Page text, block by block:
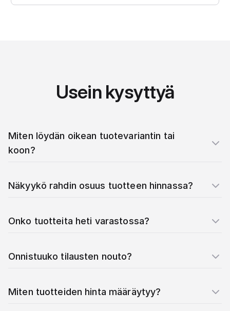
Usein kysyttyä
Miten löydän oikean tuotevariantin tai
koon?
Näkyykö rahdin osuus tuotteen hinnassa?
Onko tuotteita heti varastossa?
Onnistuuko tilausten nouto?
Miten tuotteiden hinta määräytyy?